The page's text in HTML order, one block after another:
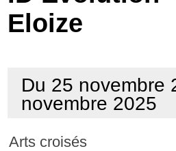
Services
Eloize
Du 25 novembre
novembre 2025
Arts croisés